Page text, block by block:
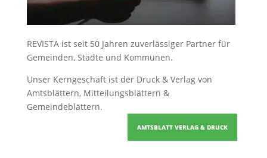
REVISTA ist seit 50 Jahren zuverlässiger Partner für
Gemeinden, Städte und Kommunen.
Unser Kerngeschäft ist der Druck & Verlag von
Amtsblättern, Mitteilungsblättern &
Gemeindeblättern.
AMTSBLATT VERLAG & DRUCK